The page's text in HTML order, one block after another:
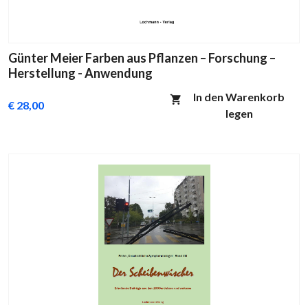
Günter Meier Farben aus Pflanzen – Forschung –
Herstellung - Anwendung
€ 28,00
In den Warenkorb
legen